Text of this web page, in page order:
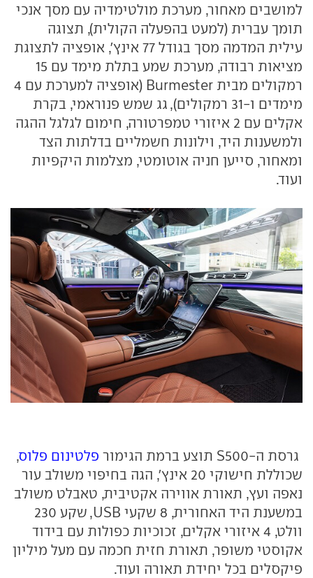
למושבים מאחור, מערכת מולטימדיה עם מסך אנכי
תומך עברית (למעט בהפעלה הקולית), תצוגה
עילית המדמה מסך בגודל 77 אינץ', אופציה לתצוגת
מציאות רבודה, מערכת שמע בתלת מימד עם 15
רמקולים מבית Burmester (אופציה למערכת עם 4
מימדים ו-31 רמקולים), גג שמש פנוראמי, בקרת
אקלים עם 2 איזורי טמפרטורה, חימום לגלגל ההגה
ולמשענות היד, וילונות חשמליים בדלתות הצד
ומאחור, סייען חניה אוטומטי, מצלמות היקפיות
ועוד.
גרסת ה-S500 תוצע ברמת הגימור פלטינום פלוס,
שכוללת חישוקי 20 אינץ', הגה בחיפוי משולב עור
נאפה ועץ, תאורת אווירה אקטיבית, טאבלט משולב
במשענת היד האחורית, 8 שקעי USB, שקע 230
וולט, 4 איזורי אקלים, זכוכיות כפולות עם בידוד
אקוסטי משופר, תאורת חזית חכמה עם מעל מיליון
פיקסלים בכל יחידת תאורה ועוד.